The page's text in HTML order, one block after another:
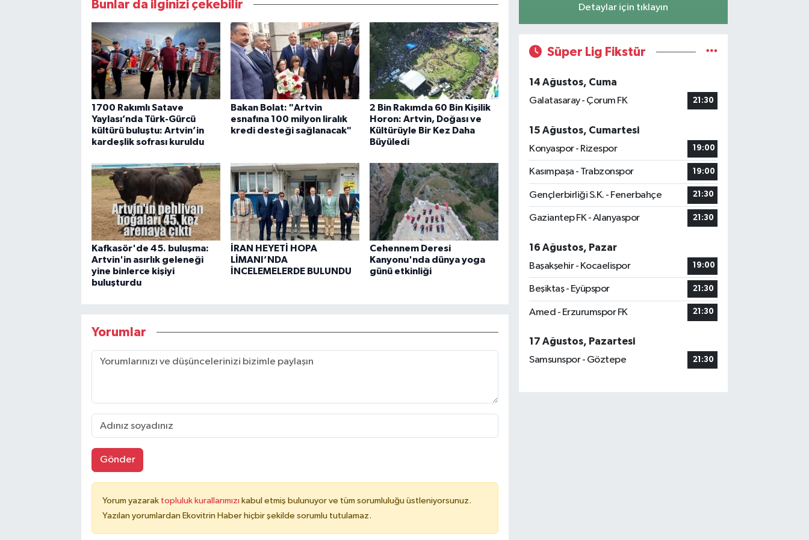
Bunlar da ilginizi çekebilir
1700 Rakımlı Satave
Yaylası’nda Türk-Gürcü
kültürü buluştu: Artvin’in
kardeşlik sofrası kuruldu
Bakan Bolat: "Artvin
esnafına 100 milyon liralık
kredi desteği sağlanacak"
2 Bin Rakımda 60 Bin Kişilik
Horon: Artvin, Doğası ve
Kültürüyle Bir Kez Daha
Büyüledi
Kafkasör'de 45. buluşma:
Artvin'in asırlık geleneği
yine binlerce kişiyi
buluşturdu
İRAN HEYETİ HOPA
LİMANI’NDA
İNCELEMELERDE BULUNDU
Cehennem Deresi
Kanyonu'nda dünya yoga
günü etkinliği
Yorumlar
Gönder
Yorum yazarak topluluk kurallarımızı kabul etmiş bulunuyor ve tüm sorumluluğu üstleniyorsunuz.
Yazılan yorumlardan Ekovitrin Haber hiçbir şekilde sorumlu tutulamaz.
Detaylar için tıklayın
Süper Lig Fikstür
14 Ağustos, Cuma
Galatasaray - Çorum FK
21:30
15 Ağustos, Cumartesi
Konyaspor - Rizespor
19:00
Kasımpaşa - Trabzonspor 19:00
Gençlerbirliği S.K. - Fenerbahçe 21:30
Gaziantep FK - Alanyaspor 21:30
16 Ağustos, Pazar
Başakşehir - Kocaelispor
19:00
Beşiktaş - Eyüpspor 21:30
Amed - Erzurumspor FK 21:30
17 Ağustos, Pazartesi
Samsunspor - Göztepe
21:30